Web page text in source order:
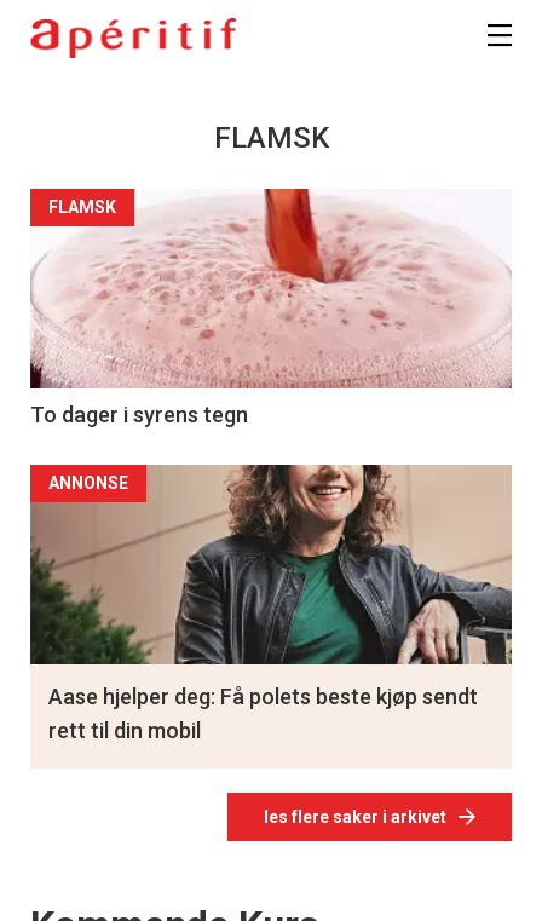
FLAMSK
FLAMSK
To dager i syrens tegn
les flere saker i arkivet
ANNONSE
Aase hjelper deg: Få polets beste kjøp sendt
rett til din mobil